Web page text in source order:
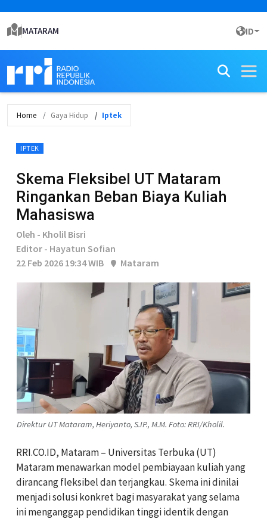
MATARAM ID
Home Gaya Hidup Iptek
IPTEK
Skema Fleksibel UT Mataram
Ringankan Beban Biaya Kuliah
Mahasiswa
Oleh - Kholil Bisri
Editor - Hayatun Sofian
22 Feb 2026 19:34 WIB
Mataram
Direktur UT Mataram, Heriyanto, S.IP., M.M. Foto: RRI/Kholil.
RRI.CO.ID, Mataram – Universitas Terbuka (UT)
Mataram menawarkan model pembiayaan kuliah yang
dirancang fleksibel dan terjangkau. Skema ini dinilai
menjadi solusi konkret bagi masyarakat yang selama
ini menganggap pendidikan tinggi identik dengan